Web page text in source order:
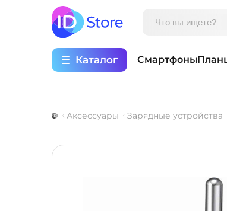
Каталог Смартфоны
Аксессуары Зарядные устройства